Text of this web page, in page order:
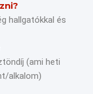
hallgatókkal és
(ami heti
alkalom)